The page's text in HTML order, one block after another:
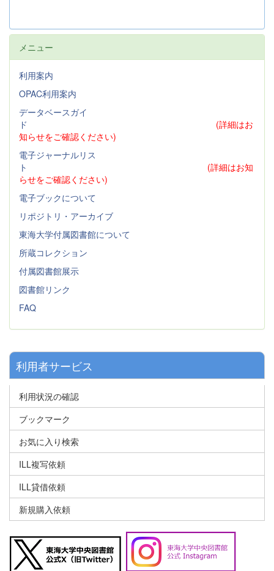
メニュー
利用案内
OPAC利用案内
データベースガイ
ド
(詳細はお
知らせをご確認ください)
電子ジャーナルリス
ト
(詳細はお知
らせをご確認ください)
電子ブックについて
リポジトリ・アーカイブ
東海大学付属図書館について
所蔵コレクション
付属図書館展示
図書館リンク
FAQ
利用者サービス
利用状況の確認
ブックマーク
お気に入り検索
ILL複写依頼
ILL貸借依頼
新規購入依頼